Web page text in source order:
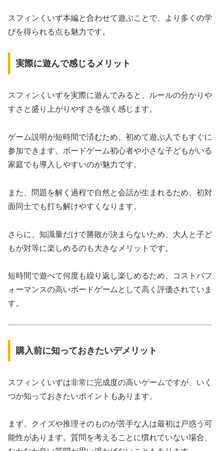
スフィンくいず本編と合わせて遊ぶことで、より多くの学
びを得られる点も魅力です。
実際に遊んで感じるメリット
スフィンくいずを実際に遊んでみると、ルールの分かりや
すさと盛り上がりやすさを強く感じます。
ゲーム説明が短時間で済むため、初めて遊ぶ人でもすぐに
参加できます。ボードゲーム初心者や小さな子どもがいる
家庭でも導入しやすいのが魅力です。
また、問題を解く過程で自然と会話が生まれるため、初対
面同士でも打ち解けやすくなります。
さらに、知識量だけで勝敗が決まらないため、大人と子ど
もが対等に楽しめるのも大きなメリットです。
短時間で遊べて何度も繰り返し楽しめるため、コストパフ
ォーマンスの高いボードゲームとして高く評価されていま
す。
購入前に知っておきたいデメリット
スフィンくいずは非常に完成度の高いゲームですが、いく
つか知っておきたいポイントもあります。
まず、クイズや推理そのものが苦手な人は最初は戸惑う可
能性があります。質問を考えることに慣れていない場合、